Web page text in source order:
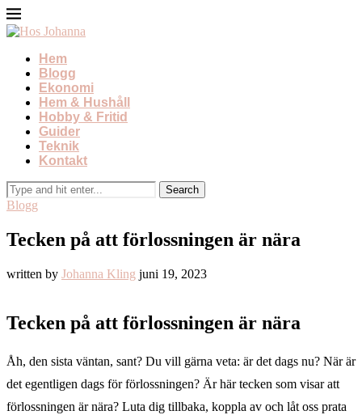
Hem
Blogg
Ekonomi
Hem & Hushåll
Hobby & Fritid
Guider
Teknik
Kontakt
Blogg
Tecken på att förlossningen är nära
written by Johanna Kling juni 19, 2023
Tecken på att förlossningen är nära
Åh, den sista väntan, sant? Du vill gärna veta: är det dags nu? När är
det egentligen dags för förlossningen? Är här tecken som visar att
förlossningen är nära? Luta dig tillbaka, koppla av och låt oss prata